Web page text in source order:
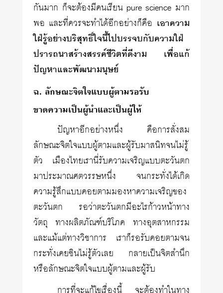
กันมาก ก็จะต้องมีคนเรียน pure science มาก
พอ และที่ควรจะทำได้อีกอย่างก็คือ เอาความ
ใฝ่รู้อย่างบริสุทธิ์ใจนี้ไปบรรจบกับความใฝ่
ปรารถนาสร้างสรรค์ชีวิตที่ดีงาม เพื่อแก้
ปัญหาและพัฒนามนุษย์
ฉ. ลักษณะจิตใจแบบผู้ตามรอรับ
ขาดความเป็นผู้นำและเป็นผู้ให้
ปัญหาอีกอย่างหนึ่ง คือการสั่งสม
ลักษณะจิตใจแบบผู้ตามและผู้รับมาสนิทจนไม่รู้
ตัว เมืองไทยเรานี่รับความเจริญแบบตะวันตก
มาประมาณศตวรรษหนึ่ง จนกระทั่งได้เกิด
ความรู้สึกแบบคอยตามมองหาความเจริญของ
ตะวันตก รอว่าตะวันตกมีอะไรก้าวหน้าทาง
วัตถุ ทางผลิตภัณฑ์บริโภค ทางอุตสาหกรรม
และแม้แต่ทางวิชาการ เราก็รอรับคอยตามจน
กระทั่งเคยชินไม่รู้ตัวเลย กลายเป็นจิตสำนึก
หรือลักษณะจิตใจแบบผู้ตามและผู้รับ